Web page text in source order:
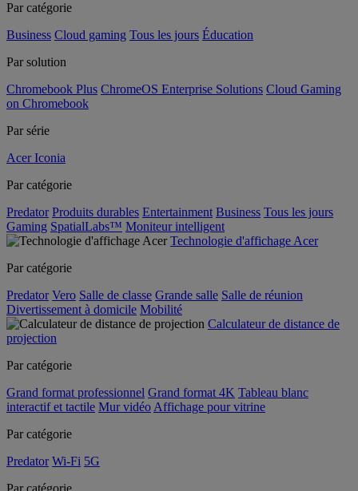
Par catégorie
Business Cloud gaming Tous les jours Éducation
Par solution
Chromebook Plus ChromeOS Enterprise Solutions Cloud Gaming
on Chromebook
Par série
Acer Iconia
Par catégorie
Predator Produits durables Entertainment Business Tous les jours
Gaming SpatialLabs™ Moniteur intelligent
Technologie d'affichage Acer
Par catégorie
Predator Vero Salle de classe Grande salle Salle de réunion
Divertissement à domicile Mobilité
Calculateur de distance de
projection
Par catégorie
Grand format professionnel Grand format 4K Tableau blanc
interactif et tactile Mur vidéo Affichage pour vitrine
Par catégorie
Predator Wi-Fi 5G
Par catégorie